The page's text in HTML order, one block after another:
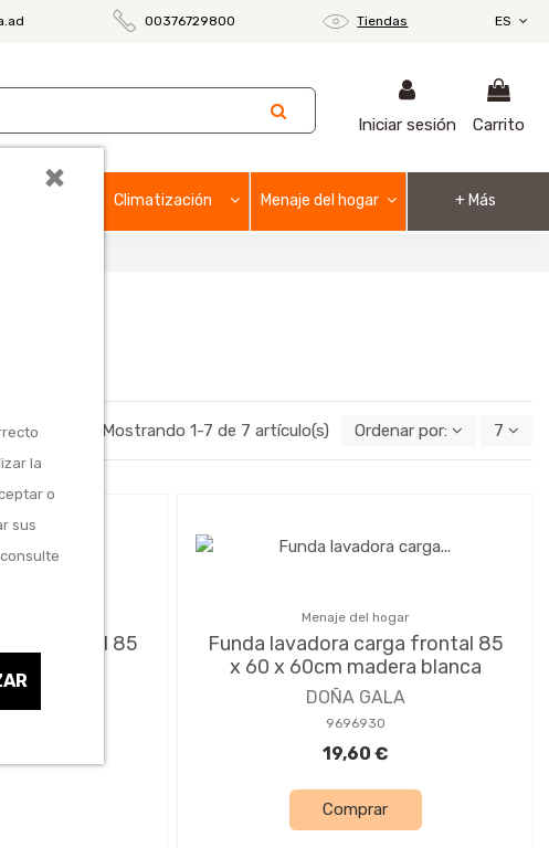
×
la
o
sus
00376729800 Tiendas ES
Iniciar sesión Carrito
Climatización Menaje del hogar + Más
Mostrando 1-7 de 7 artículo(s) Ordenar por: 7
frontal 85
Menaje del hogar
Funda lavadora carga frontal 85
x 60 x 60cm madera blanca
DOÑA GALA
9696930
19,60 €
Comprar